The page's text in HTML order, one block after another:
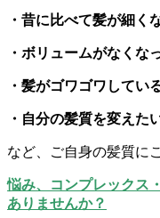
・昔に比べて髪が細く
・ボリュームがなくな
・髪がゴワゴワしてい
・自分の髪質を変えた
など、ご自身の髪質に
悩み、コンプレックス
ありませんか？